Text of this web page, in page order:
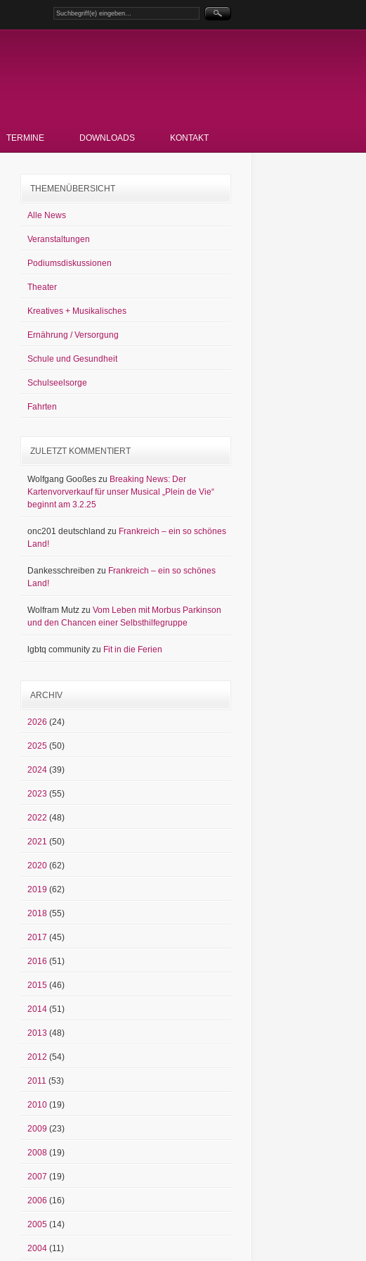
TERMINE DOWNLOADS KONTAKT
THEMENÜBERSICHT
Alle News
Veranstaltungen
Podiumsdiskussionen
Theater
Kreatives + Musikalisches
Ernährung / Versorgung
Schule und Gesundheit
Schulseelsorge
Fahrten
ZULETZT KOMMENTIERT
Wolfgang Gooßes zu Breaking News: Der
Kartenvorverkauf für unser Musical „Plein de Vie“
beginnt am 3.2.25
onc201 deutschland zu Frankreich – ein so schönes
Land!
Dankesschreiben zu Frankreich – ein so schönes
Land!
Wolfram Mutz zu Vom Leben mit Morbus Parkinson
und den Chancen einer Selbsthilfegruppe
lgbtq community zu Fit in die Ferien
ARCHIV
2026 (24)
2025 (50)
2024 (39)
2023 (55)
2022 (48)
2021 (50)
2020 (62)
2019 (62)
2018 (55)
2017 (45)
2016 (51)
2015 (46)
2014 (51)
2013 (48)
2012 (54)
2011 (53)
2010 (19)
2009 (23)
2008 (19)
2007 (19)
2006 (16)
2005 (14)
2004 (11)